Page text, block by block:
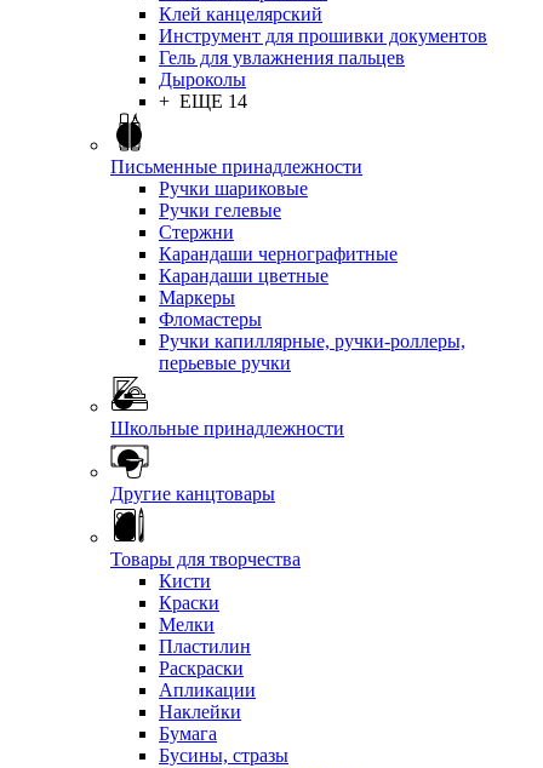
Клей канцелярский
Инструмент для прошивки документов
Гель для увлажнения пальцев
Дыроколы
+ ЕЩЕ 14
Письменные принадлежности
Ручки шариковые
Ручки гелевые
Стержни
Карандаши чернографитные
Карандаши цветные
Маркеры
Фломастеры
Ручки капиллярные, ручки-роллеры,
перьевые ручки
Школьные принадлежности
Другие канцтовары
Товары для творчества
Кисти
Краски
Мелки
Пластилин
Раскраски
Апликации
Наклейки
Бумага
Бусины, стразы